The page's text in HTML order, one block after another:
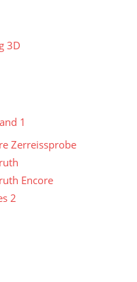
3D
1
Zerreissprobe
Encore
2